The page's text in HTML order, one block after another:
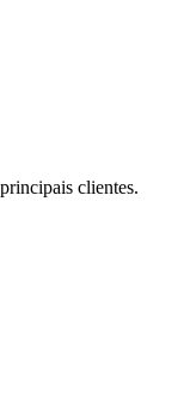
clientes.